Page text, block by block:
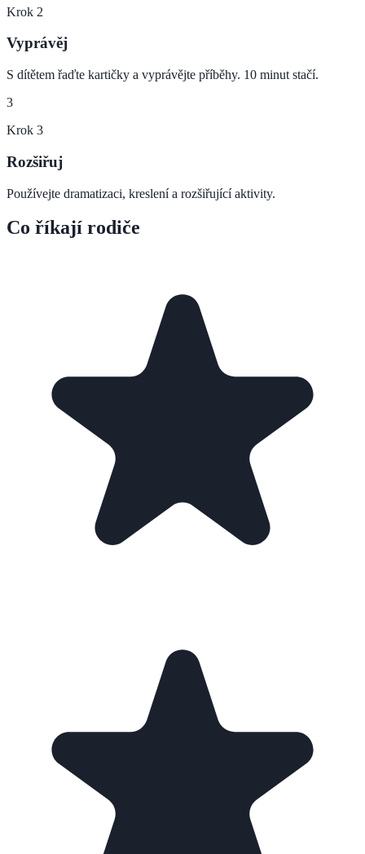
Krok 2
Vyprávěj
S dítětem řaďte kartičky a vyprávějte příběhy. 10 minut stačí.
3
Krok 3
Rozšiřuj
Používejte dramatizaci, kreslení a rozšiřující aktivity.
Co říkají rodiče